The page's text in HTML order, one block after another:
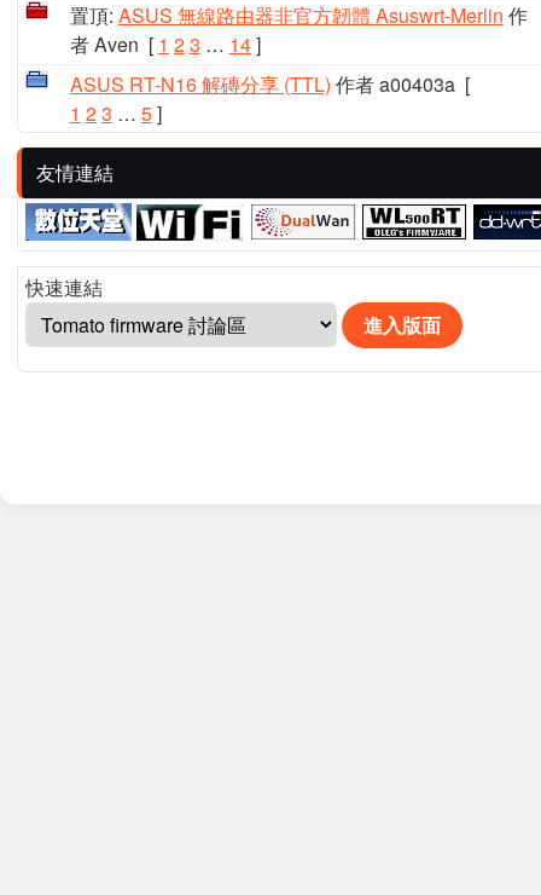
置頂: ASUS 無線路由器非官方韌體 Asuswrt-Merlin 作
者 Aven [ 1 23 … 14]
ASUS RT-N16 解磚分享 (TTL) 作者 a00403a[
1 23 … 5]
友情連結
快速連結